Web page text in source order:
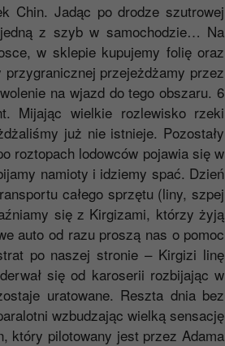
Chin. Jadąc po drodze szutrowej
z szyb w samochodzie… Na
w sklepie kupujemy folię oraz
przejeżdżamy przez
na wjazd do tego obszaru. 6
Mijając wielkie rozlewisko rzeki
już nie istnieje. Pozostały
roztopach lodowców pojawia się w
namioty i idziemy spać. Dzień
całego sprzętu (liny, szpej
się z Kirgizami, którzy żyją
auto od razu proszą nas o pomoc
po naszej stronie – Kirgizi linę
się od karoserii rozbijając w
uratowane. Reszta dnia bez
wzbudzając wielką sensację
który pilotowany jest przez Adama